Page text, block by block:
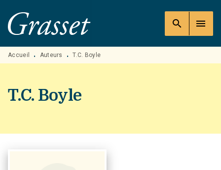
MENU RECHERCHE
PIED DE PAGE
search menu
Accueil • Auteurs • T.C. Boyle
T.C. Boyle